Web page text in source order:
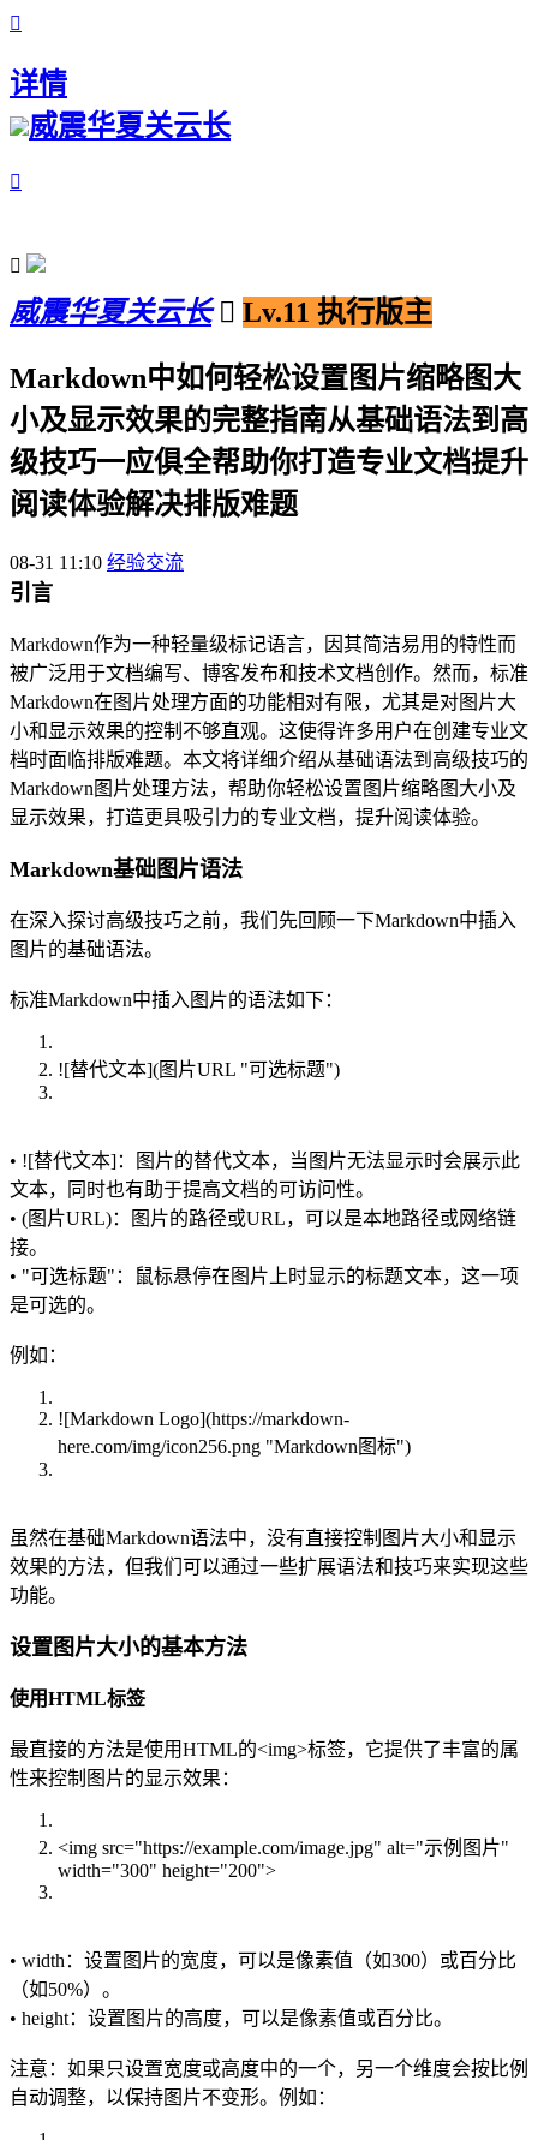

详情
威震华夏关云长


威震华夏关云长  Lv.11 执行版主
Markdown中如何轻松设置图片缩略图大
小及显示效果的完整指南从基础语法到高
级技巧一应俱全帮助你打造专业文档提升
阅读体验解决排版难题
08-31 11:10 经验交流
引言
Markdown作为一种轻量级标记语言，因其简洁易用的特性而
被广泛用于文档编写、博客发布和技术文档创作。然而，标准
Markdown在图片处理方面的功能相对有限，尤其是对图片大
小和显示效果的控制不够直观。这使得许多用户在创建专业文
档时面临排版难题。本文将详细介绍从基础语法到高级技巧的
Markdown图片处理方法，帮助你轻松设置图片缩略图大小及
显示效果，打造更具吸引力的专业文档，提升阅读体验。
Markdown基础图片语法
在深入探讨高级技巧之前，我们先回顾一下Markdown中插入
图片的基础语法。
标准Markdown中插入图片的语法如下：
![替代文本](图片URL "可选标题")
• ![替代文本]：图片的替代文本，当图片无法显示时会展示此
文本，同时也有助于提高文档的可访问性。
• (图片URL)：图片的路径或URL，可以是本地路径或网络链
接。
• "可选标题"：鼠标悬停在图片上时显示的标题文本，这一项
是可选的。
例如：
![Markdown Logo](https://markdown-
here.com/img/icon256.png "Markdown图标")
虽然在基础Markdown语法中，没有直接控制图片大小和显示
效果的方法，但我们可以通过一些扩展语法和技巧来实现这些
功能。
设置图片大小的基本方法
使用HTML标签
最直接的方法是使用HTML的<img>标签，它提供了丰富的属
性来控制图片的显示效果：
<img src="https://example.com/image.jpg" alt="示例图片"
width="300" height="200">
• width：设置图片的宽度，可以是像素值（如300）或百分比
（如50%）。
• height：设置图片的高度，可以是像素值或百分比。
注意：如果只设置宽度或高度中的一个，另一个维度会按比例
自动调整，以保持图片不变形。例如：